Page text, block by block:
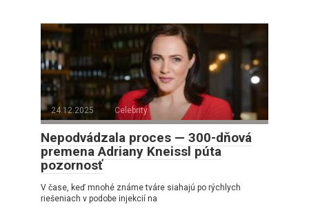
24.12.2025 Celebrity
Nepodvádzala proces — 300-dňová
premena Adriany Kneissl púta
pozornosť
V čase, keď mnohé známe tváre siahajú po rýchlych
riešeniach v podobe injekcií na